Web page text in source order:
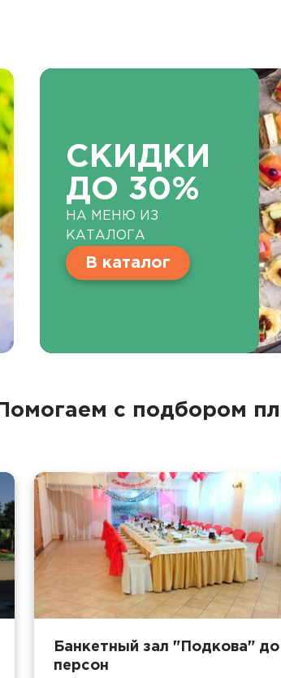
СКИДКИ
ДО 30%
НА МЕНЮ ИЗ
КАТАЛОГА
В каталог
Помогаем с подбором
Банкетный зал "Подкова"
персон